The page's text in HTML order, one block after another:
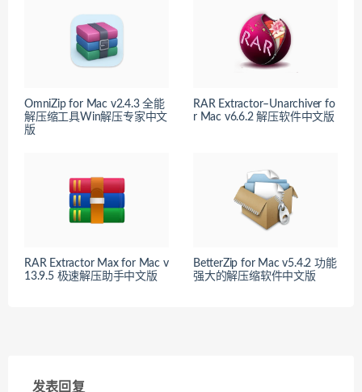
OmniZip for Mac v2.4.3 全能
解压缩工具Win解压专家中文
版
RAR Extractor–Unarchiver fo
r Mac v6.6.2 解压软件中文版
RAR Extractor Max for Mac v
13.9.5 极速解压助手中文版
BetterZip for Mac v5.4.2 功能
强大的解压缩软件中文版
发表回复